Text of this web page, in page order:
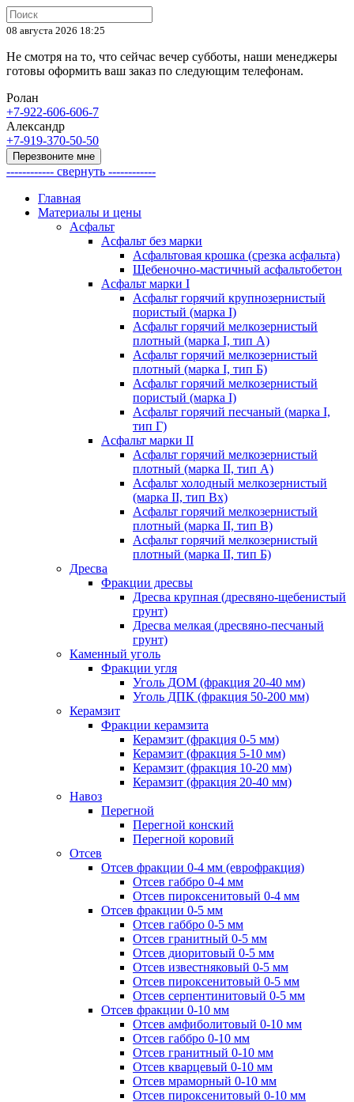
08 августа 2026 18:25
Не смотря на то, что сейчас вечер субботы, наши менеджеры
готовы оформить ваш заказ по следующим телефонам.
Ролан
+7-922-606-606-7
Александр
+7-919-370-50-50
Перезвоните мне
------------ свернуть ------------
Главная
Материалы и цены
Асфальт
Асфальт без марки
Асфальтовая крошка (срезка асфальта)
Щебеночно-мастичный асфальтобетон
Асфальт марки I
Асфальт горячий крупнозернистый
пористый (марка I)
Асфальт горячий мелкозернистый
плотный (марка I, тип А)
Асфальт горячий мелкозернистый
плотный (марка I, тип Б)
Асфальт горячий мелкозернистый
пористый (марка I)
Асфальт горячий песчаный (марка I,
тип Г)
Асфальт марки II
Асфальт горячий мелкозернистый
плотный (марка II, тип А)
Асфальт холодный мелкозернистый
(марка II, тип Вх)
Асфальт горячий мелкозернистый
плотный (марка II, тип В)
Асфальт горячий мелкозернистый
плотный (марка II, тип Б)
Дресва
Фракции дресвы
Дресва крупная (дресвяно-щебенистый
грунт)
Дресва мелкая (дресвяно-песчаный
грунт)
Каменный уголь
Фракции угля
Уголь ДОМ (фракция 20-40 мм)
Уголь ДПК (фракция 50-200 мм)
Керамзит
Фракции керамзита
Керамзит (фракция 0-5 мм)
Керамзит (фракция 5-10 мм)
Керамзит (фракция 10-20 мм)
Керамзит (фракция 20-40 мм)
Навоз
Перегной
Перегной конский
Перегной коровий
Отсев
Отсев фракции 0-4 мм (еврофракция)
Отсев габбро 0-4 мм
Отсев пироксенитовый 0-4 мм
Отсев фракции 0-5 мм
Отсев габбро 0-5 мм
Отсев гранитный 0-5 мм
Отсев диоритовый 0-5 мм
Отсев известняковый 0-5 мм
Отсев пироксенитовый 0-5 мм
Отсев серпентинитовый 0-5 мм
Отсев фракции 0-10 мм
Отсев амфиболитовый 0-10 мм
Отсев габбро 0-10 мм
Отсев гранитный 0-10 мм
Отсев кварцевый 0-10 мм
Отсев мраморный 0-10 мм
Отсев пироксенитовый 0-10 мм